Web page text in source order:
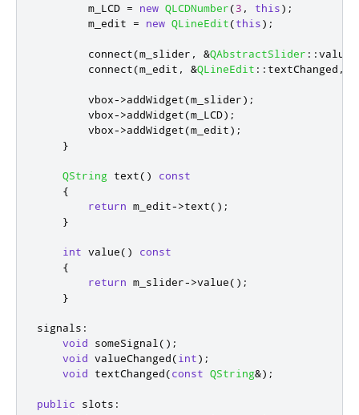
        m_LCD
= new QLCDNumber(3 , this);
        m_edit
= new QLineEdit(this);
        connect
(m_slider , &QAbstractSlider ::
        connect
(m_edit , &QLineEdit :: textChanged ,
        vbox
->addWidget(m_slider);
        vbox
->addWidget(m_LCD);
        vbox
->addWidget(m_edit);
}
QString text()
const
{
return m_edit->text();
}
int value()
const
{
return m_slider->value();
}
signals :
void someSignal ();
void valueChanged(int);
void textChanged(const QString&);
public slots :